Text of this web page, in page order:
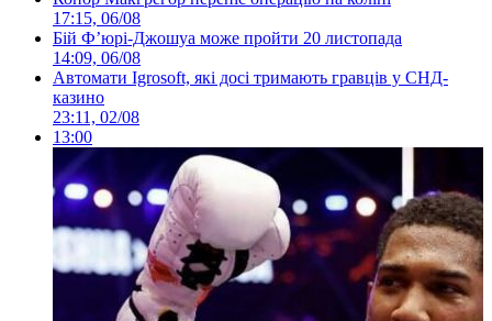
17:15, 06/08
Бій Ф’юрі-Джошуа може пройти 20 листопада
14:09, 06/08
Автомати Igrosoft, які досі тримають гравців у СНД-
казино
23:11, 02/08
13:00